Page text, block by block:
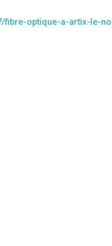
fibre-optique-a-artix-le-